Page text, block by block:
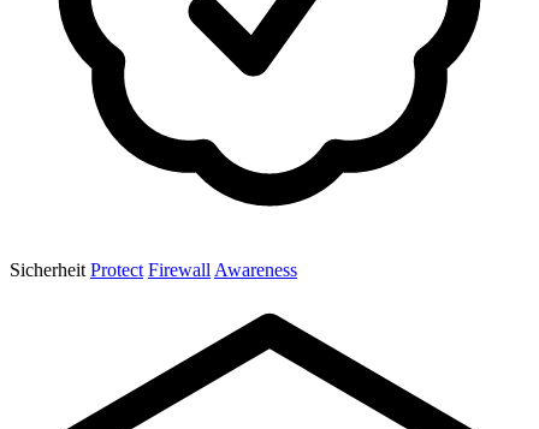
Sicherheit Protect Firewall Awareness